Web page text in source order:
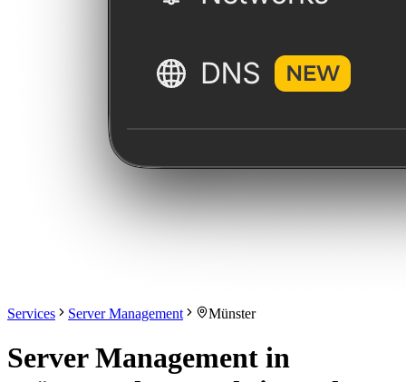
Services Server Management Münster
Server Management in